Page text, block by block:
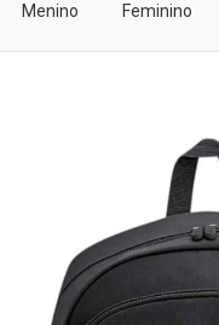
Menino Feminino